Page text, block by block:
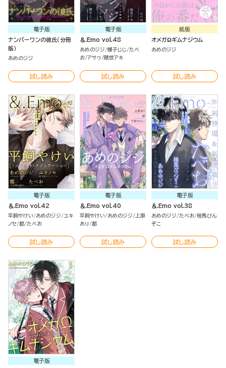
電子版
ナンバーワンの彼氏（分冊
版）
あめのジジ
試し読み
電子版
＆.Emo vol.48
あめのジジ 螺子じじ たべ
お アサヮ 隈世アキ
試し読み
紙版
オメガΩギムナジウム
あめのジジ
試し読み
電子版
＆.Emo vol.42
平飼やけい あめのジジ
ユキ
ノセ 都 たべお
試し読み
電子版
＆.Emo vol.40
平飼やけい あめのジジ
上原
あり
都
試し読み
電子版
＆.Emo vol.38
あめのジジ たべお 桂馬びん
ぞこ
試し読み
電子版